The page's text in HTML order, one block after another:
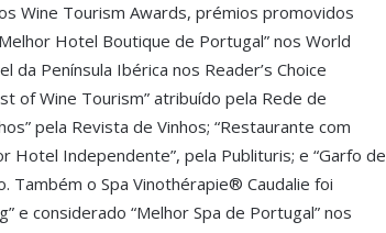
Wine Tourism Awards, prémios promovidos
Hotel Boutique de Portugal” nos World
da Península Ibérica nos Reader’s Choice
of Wine Tourism” atribuído pela Rede de
pela Revista de Vinhos; “Restaurante com
Hotel Independente”, pela Publituris; e “Garfo de
Também o Spa Vinothérapie® Caudalie foi
e considerado “Melhor Spa de Portugal” nos